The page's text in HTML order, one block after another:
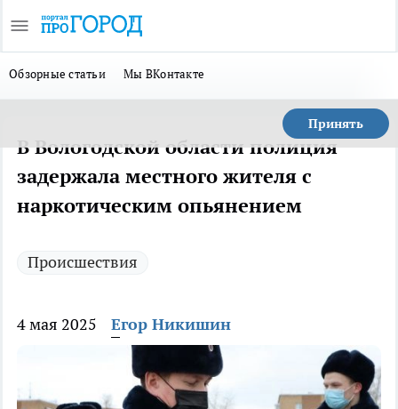
Обзорные статьи Мы ВКонтакте
Принять
В Вологодской области полиция
задержала местного жителя с
наркотическим опьянением
Происшествия
4 мая 2025 Егор Никишин